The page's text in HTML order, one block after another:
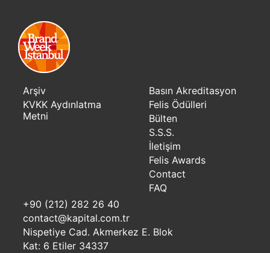
Arşiv
KVKK Aydınlatma
Metni
Basın Akreditasyon
Felis Ödülleri
Bülten
S.S.S.
İletişim
Felis Awards
Contact
FAQ
+90 (212) 282 26 40
contact@kapital.com.tr
Nispetiye Cad. Akmerkez E. Blok
Kat: 6 Etiler 34337